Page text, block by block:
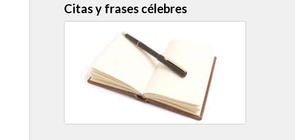
Citas y frases célebres